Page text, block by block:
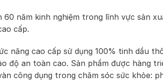
năm kinh nghiệm trong lĩnh vực sản
cấp.
năng cao cấp sử dụng 100% tinh dầu
độ an toàn cao. Sản phẩm được hàng
công dụng trong chăm sóc sức khỏe: